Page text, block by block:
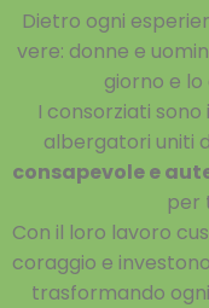
Dietro ogni
vere: donne e
giorno e
I consorziati
albergatori uniti
consapevole e
per
Con il loro lavoro
coraggio e
trasformando